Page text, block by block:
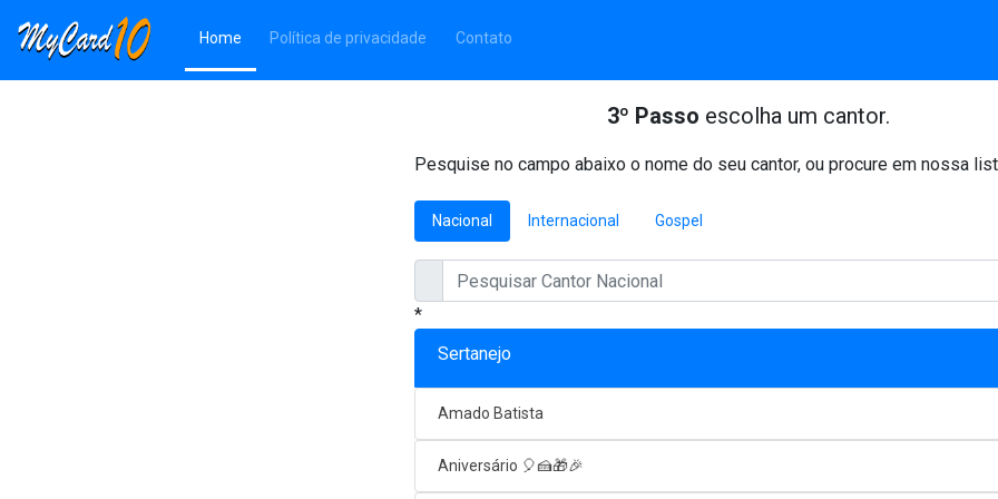
Home(Página atual)
Política de privacidade Contato
3º Passo escolha um cantor.
Pesquise no campo abaixo o nome do seu cantor, ou procure em nossa
Nacional Internacional Gospel
*
Sertanejo
Amado Batista
Aniversário 🎈🍰🎁🎉